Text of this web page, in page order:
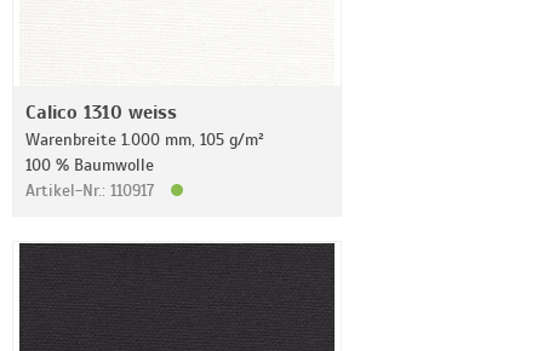
Calico 1310 weiss
Warenbreite 1.000 mm, 105 g/m²
100 % Baumwolle
Artikel-Nr.: 110917